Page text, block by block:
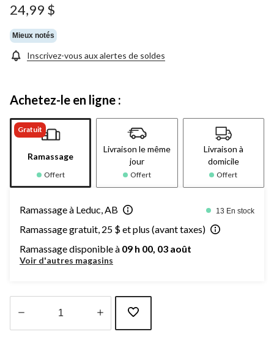
24,99 $
Mieux notés
Inscrivez-vous aux alertes de soldes
Achetez-le en ligne :
Gratuit
Ramassage
Offert
Livraison le même
jour
Offert
Livraison à
domicile
Offert
Ramassage à Leduc, AB 13 En stock
Ramassage gratuit, 25 $ et plus (avant taxes)
Ramassage disponible à 09 h 00, 03 août
Voir d'autres magasins